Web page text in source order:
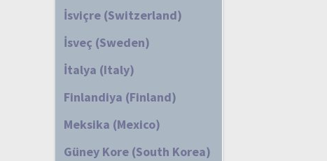
İsviçre (Switzerland)
İsveç (Sweden)
İtalya (Italy)
Finlandiya (Finland)
Meksika (Mexico)
Güney Kore (South Korea)